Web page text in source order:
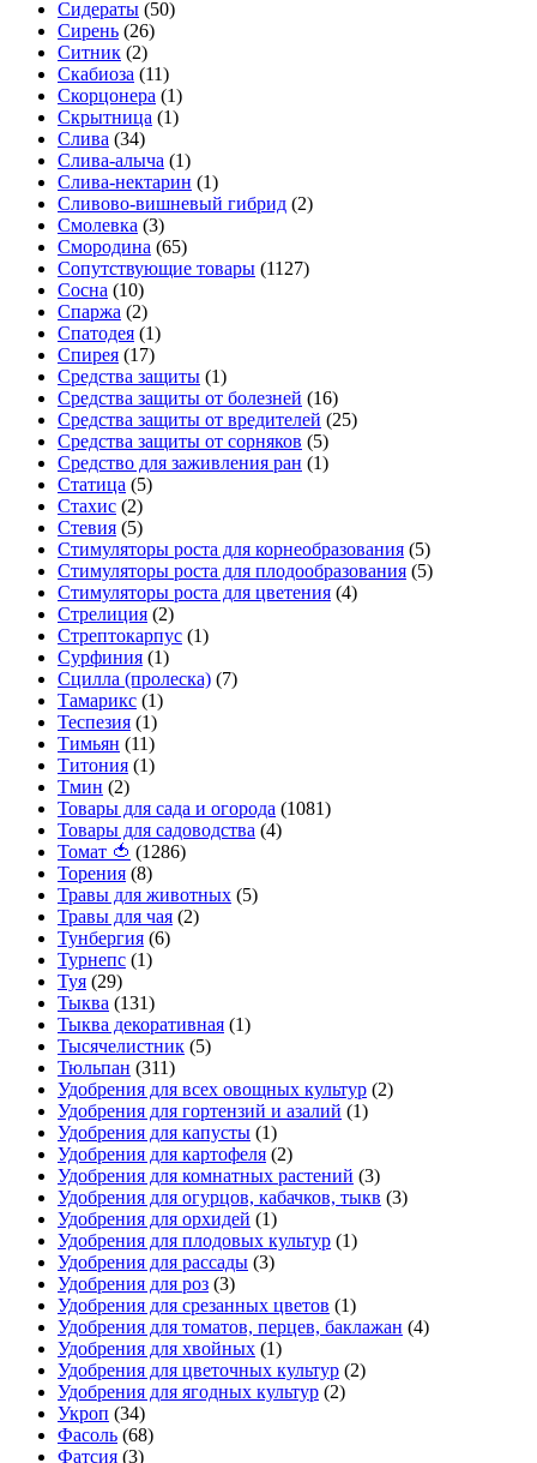
Сидераты (50)
Сирень (26)
Ситник (2)
Скабиоза (11)
Скорцонера (1)
Скрытница (1)
Слива (34)
Слива-алыча (1)
Слива-нектарин (1)
Сливово-вишневый гибрид (2)
Смолевка (3)
Смородина (65)
Сопутствующие товары (1127)
Сосна (10)
Спаржа (2)
Спатодея (1)
Спирея (17)
Средства защиты (1)
Средства защиты от болезней (16)
Средства защиты от вредителей (25)
Средства защиты от сорняков (5)
Средство для заживления ран (1)
Статица (5)
Стахис (2)
Стевия (5)
Стимуляторы роста для корнеобразования (5)
Стимуляторы роста для плодообразования (5)
Стимуляторы роста для цветения (4)
Стрелиция (2)
Стрептокарпус (1)
Сурфиния (1)
Сцилла (пролеска) (7)
Тамарикс (1)
Теспезия (1)
Тимьян (11)
Титония (1)
Тмин (2)
Товары для сада и огорода (1081)
Товары для садоводства (4)
Томат 🍅 (1286)
Торения (8)
Травы для животных (5)
Травы для чая (2)
Тунбергия (6)
Турнепс (1)
Туя (29)
Тыква (131)
Тыква декоративная (1)
Тысячелистник (5)
Тюльпан (311)
Удобрения для всех овощных культур (2)
Удобрения для гортензий и азалий (1)
Удобрения для капусты (1)
Удобрения для картофеля (2)
Удобрения для комнатных растений (3)
Удобрения для огурцов, кабачков, тыкв (3)
Удобрения для орхидей (1)
Удобрения для плодовых культур (1)
Удобрения для рассады (3)
Удобрения для роз (3)
Удобрения для срезанных цветов (1)
Удобрения для томатов, перцев, баклажан (4)
Удобрения для хвойных (1)
Удобрения для цветочных культур (2)
Удобрения для ягодных культур (2)
Укроп (34)
Фасоль (68)
Фатсия (3)